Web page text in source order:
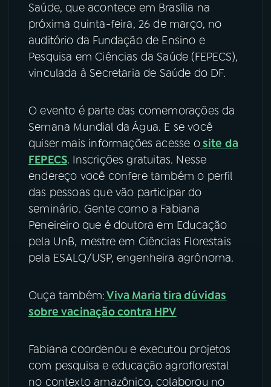
ÚLTIMAS
08FESTIVAL DE MÚSICA
Facebook
TikTok
Saúde, que acontece em Brasília na
próxima quinta-feira, 26 de março, no
auditório da Fundação de Ensino e
Pesquisa em Ciências da Saúde (FEPECS),
vinculada à Secretaria de Saúde do DF.
O evento é parte das comemorações da
Semana Mundial da Água. E se você
quiser mais informações acesse osite da
FEPECS. Inscrições gratuitas. Nesse
endereço você confere também o perfil
das pessoas que vão participar do
seminário. Gente como a Fabiana
Peneireiro que é doutora em Educação
pela UnB, mestre em Ciências Florestais
pela ESALQ/USP, engenheira agrônoma.
Ouça também:Viva Maria tira dúvidas
sobre vacinação contra HPV
Fabiana coordenou e executou projetos
com pesquisa e educação agroflorestal
no contexto amazônico, colaborou no